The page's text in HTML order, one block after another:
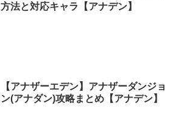
方法と対応キャラ【アナデン】
【アナザーエデン】アナザーダンジョ
ン(アナダン)攻略まとめ【アナデン】